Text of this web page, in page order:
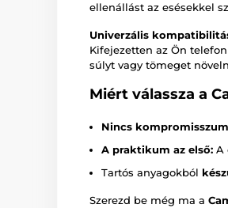
ellenállást az esésekkel
Univerzális
Kifejezetten az Ön
súlyt vagy tömeget
Miért válassza a
Nincs
A praktikum az első: A
Tartós anyagokból
Szerezd be még ma a